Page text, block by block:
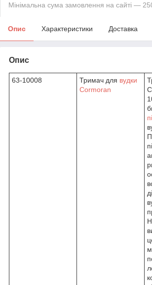
Мінімальна сума замовлення на сайті —
Опис Характеристики Доставка
Опис
63-10008 Тримач для вудки
Cormoran